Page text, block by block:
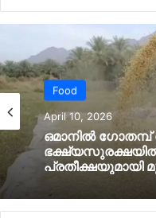
Food
April 10, 2026
ഒമാനില്‍ ഗോതമ്പ്
പ്രതീക്ഷയുമായി